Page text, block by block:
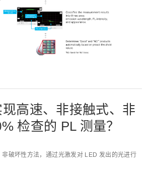
高速、非接触式、非
检查的 PL 测量？
破坏性方法，通过光激发对 LED 发出的光进行